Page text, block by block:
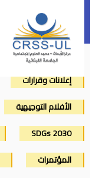
إعلانات وقرارات
الأفلام التوجيهية
SDGs 2030
المؤتمرات